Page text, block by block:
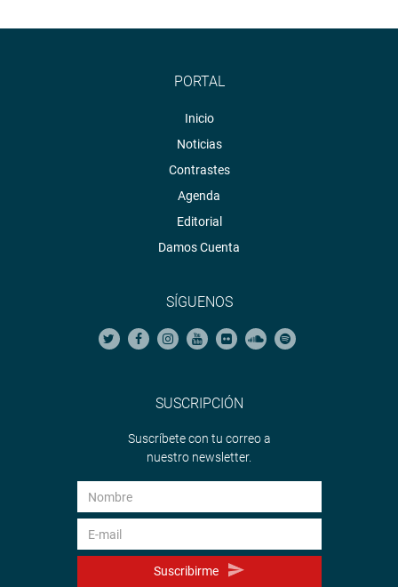
PORTAL
Inicio
Noticias
Contrastes
Agenda
Editorial
Damos Cuenta
SÍGUENOS
SUSCRIPCIÓN
Suscríbete con tu correo a
nuestro newsletter.
Suscribirme